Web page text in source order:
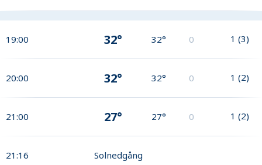
19:00 32° 32° 0 1 (3)
20:00 32° 32° 0 1 (2)
21:00 27° 27° 0 1 (2)
21:16 Solnedgång